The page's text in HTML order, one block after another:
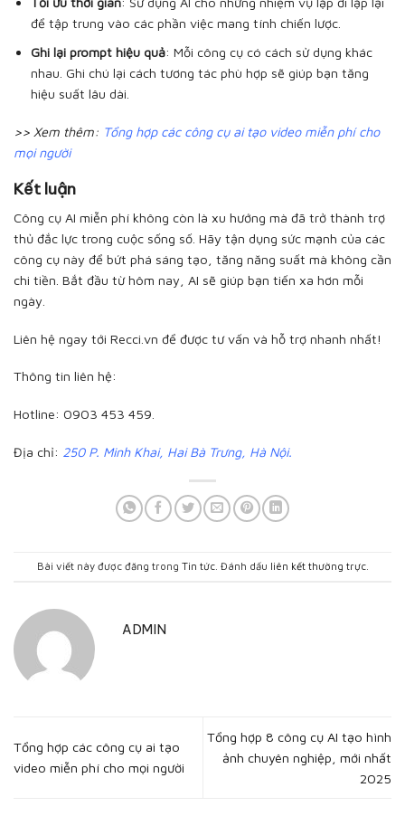
để tập trung vào các phần việc mang tính chiến lược.
Ghi lại prompt hiệu quả: Mỗi công cụ có cách sử dụng khác
nhau. Ghi chú lại cách tương tác phù hợp sẽ giúp bạn tăng
hiệu suất lâu dài.
>> Xem thêm: Tổng hợp các công cụ ai tạo video miễn phí cho
mọi người
Kết luận
Công cụ AI miễn phí không còn là xu hướng mà đã trở thành trợ
thủ đắc lực trong cuộc sống số. Hãy tận dụng sức mạnh của các
công cụ này để bứt phá sáng tạo, tăng năng suất mà không cần
chi tiền. Bắt đầu từ hôm nay, AI sẽ giúp bạn tiến xa hơn mỗi
ngày.
Liên hệ ngay tới Recci.vn để được tư vấn và hỗ trợ nhanh nhất!
Thông tin liên hệ:
Hotline: 0903 453 459.
Địa chỉ: 250 P. Minh Khai, Hai Bà Trưng, Hà Nội.
Bài viết này được đăng trong Tin tức. Đánh dấu liên kết thường trực.
ADMIN
Tổng hợp các công cụ ai tạo
video miễn phí cho mọi người
Tổng hợp 8 công cụ AI tạo hình
ảnh chuyên nghiệp, mới nhất
2025